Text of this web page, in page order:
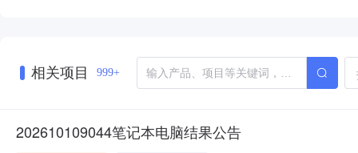
相关项目 999+
202610109044笔记本电脑结果公告